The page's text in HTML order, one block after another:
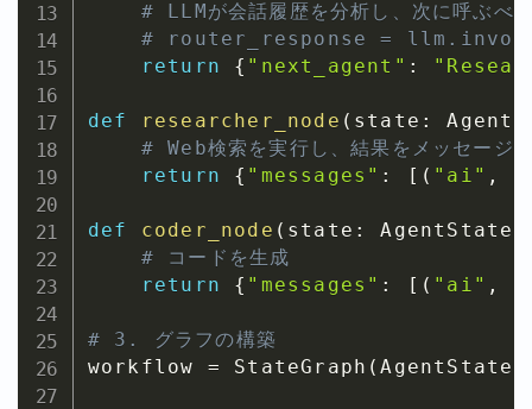
# LLMが会話履歴を分析し、次に呼
# router_response =
return
{ "next_agent" :
def researcher_node ( state :
# Web検索を実行し、結果をメッセージ
return
{ "messages" : ( "ai" ,
def coder_node ( state : AgentState
# コードを生成
return
{ "messages" : ( "ai" ,
# 3. グラフの構築
workflow = StateGraph (AgentState